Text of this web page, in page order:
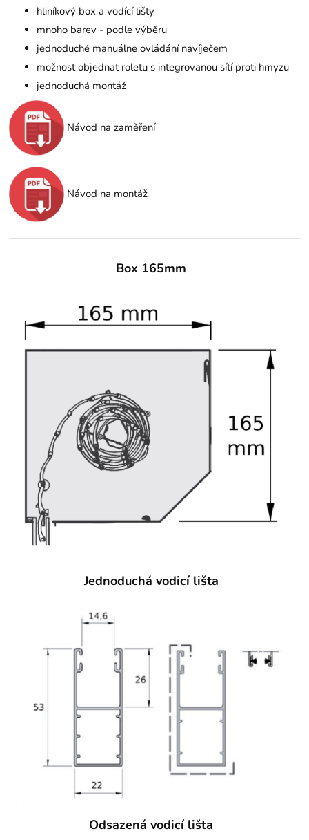
hliníkový box a vodící lišty
mnoho barev - podle výběru
jednoduché manuálne ovládání navíječem
možnost objednat roletu s integrovanou sítí proti hmyzu
jednoduchá montáž
Návod na zaměření
Návod na montáž
Box 165mm
Jednoduchá vodicí lišta
Odsazená vodicí lišta